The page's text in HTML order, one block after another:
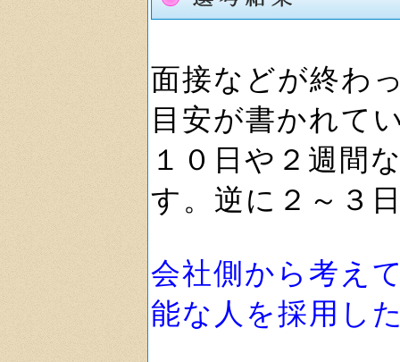
面接などが終わ
目安が書かれて
１０日や２週間
す。逆に２～３
会社側から考え
能な人を採用し